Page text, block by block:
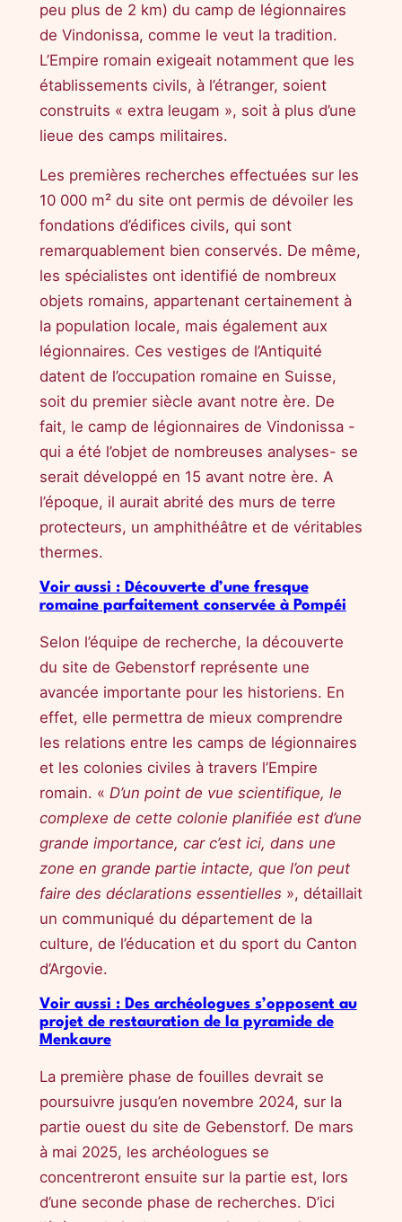
peu plus de 2 km) du camp de légionnaires
de Vindonissa, comme le veut la tradition.
L’Empire romain exigeait notamment que les
établissements civils, à l’étranger, soient
construits « extra leugam », soit à plus d’une
lieue des camps militaires.
Les premières recherches effectuées sur les
10 000 m² du site ont permis de dévoiler les
fondations d’édifices civils, qui sont
remarquablement bien conservés. De même,
les spécialistes ont identifié de nombreux
objets romains, appartenant certainement à
la population locale, mais également aux
légionnaires. Ces vestiges de l’Antiquité
datent de l’occupation romaine en Suisse,
soit du premier siècle avant notre ère. De
fait, le camp de légionnaires de Vindonissa -
qui a été l’objet de nombreuses analyses- se
serait développé en 15 avant notre ère. A
l’époque, il aurait abrité des murs de terre
protecteurs, un amphithéâtre et de véritables
thermes.
Voir aussi : Découverte d’une fresque
romaine parfaitement conservée à Pompéi
Selon l’équipe de recherche, la découverte
du site de Gebenstorf représente une
avancée importante pour les historiens. En
effet, elle permettra de mieux comprendre
les relations entre les camps de légionnaires
et les colonies civiles à travers l’Empire
romain. « D’un point de vue scientifique, le
complexe de cette colonie planifiée est d’une
grande importance, car c’est ici, dans une
zone en grande partie intacte, que l’on peut
faire des déclarations essentielles », détaillait
un communiqué du département de la
culture, de l’éducation et du sport du Canton
d’Argovie.
Voir aussi : Des archéologues s’opposent au
projet de restauration de la pyramide de
Menkaure
La première phase de fouilles devrait se
poursuivre jusqu’en novembre 2024, sur la
partie ouest du site de Gebenstorf. De mars
à mai 2025, les archéologues se
concentreront ensuite sur la partie est, lors
d’une seconde phase de recherches. D’ici